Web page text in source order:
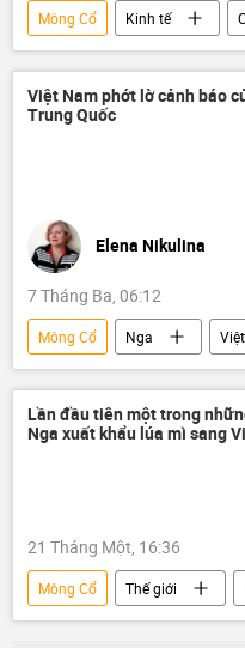
Mông Cổ Kinh tế
Thế giới
Nga
vàng
Công nghiệp
Du lịch
Việt Nam phớt lờ cảnh báo
Trung Quốc
Elena Nikulina
7 Tháng Ba, 06:12
Mông Cổ Nga
Hợp tác Nga-Việt
Việt Nam trên báo chí nước
Chính trị
Kinh tế
Trung Quốc
Lương Cường
Phạm
Bộ Công an Việt Nam
Lần đầu tiên một trong
Nga xuất khẩu lúa mì sang
21 Tháng Một, 16:36
Mông Cổ Thế giới
Việt Nam
Kinh tế